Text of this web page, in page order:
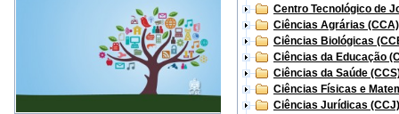
Centro Tecnológico de
Ciências Agrárias (CCA)
Ciências Biológicas
Ciências da Educação
Ciências da Saúde
Ciências Físicas e
Ciências Jurídicas (CCJ)